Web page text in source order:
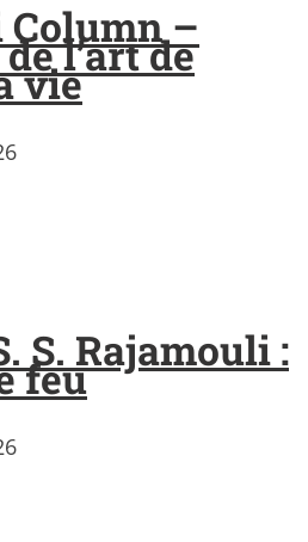
–
l’art de
vie
S. Rajamouli :
feu